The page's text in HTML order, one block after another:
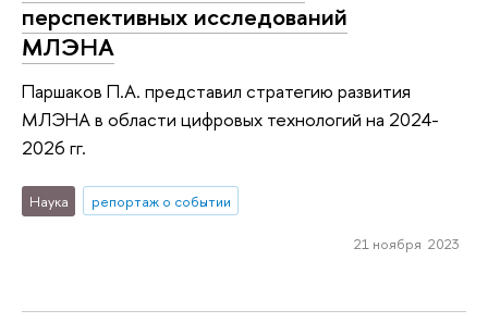
перспективных исследований
МЛЭНА
Паршаков П.А. представил стратегию развития
МЛЭНА в области цифровых технологий на 2024-
2026 гг.
Наука репортаж о событии
21 ноября 2023